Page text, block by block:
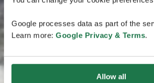
Google processes data as part of the
Learn more: Google Privacy & Terms.
Allow all